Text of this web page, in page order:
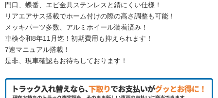
門口、蝶番、エビ金具ステンレスと錆にくい仕様！
リアエアサス搭載でホーム付けの際の高さ調整も可能！
メッキパーツ多数、アルミホイール装着済み！
車検令和8年11月迄！初期費用も抑えられます！
7速マニュアル搭載！
是非、現車確認もお待ちしております！